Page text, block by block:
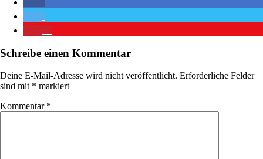
Schreibe einen Kommentar
Deine E-Mail-Adresse wird nicht veröffentlicht. Erforderliche Felder
sind mit * markiert
Kommentar *